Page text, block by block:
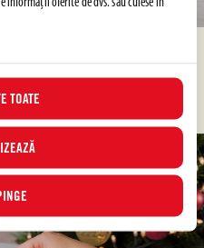
informații oferite de dvs. sau culese în
TOATE